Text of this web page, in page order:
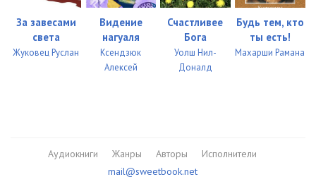
За завесами
света
Жуковец Руслан
Видение
нагуаля
Ксендзюк
Алексей
Счастливее
Бога
Уолш Нил-
Доналд
Будь тем, кто
ты есть!
Махарши Рамана
Аудиокниги Жанры Авторы
Исполнители
mail@sweetbook.net